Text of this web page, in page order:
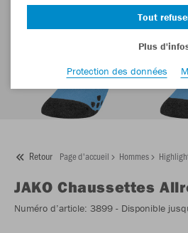
Retour Page d'accueil Hommes
JAKO Chaussettes
Numéro d’article: 3899 - Disponible
Tout
Plus
Protection des données